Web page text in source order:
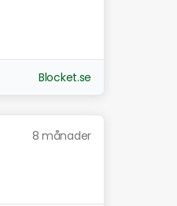
Blocket.se
8 månader